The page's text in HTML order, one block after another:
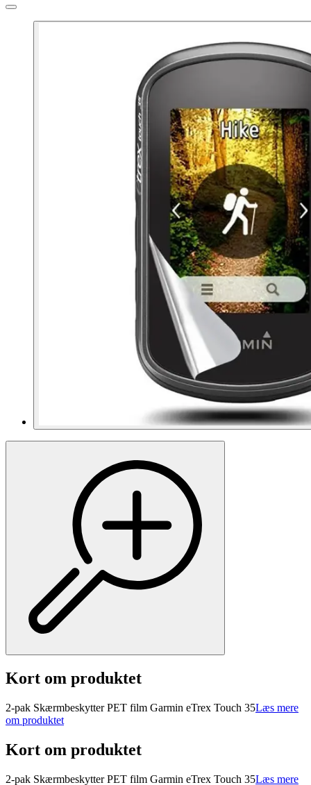
Kort om produktet
2-pak Skærmbeskytter PET film Garmin eTrex Touch 35Læs mere
om produktet
Kort om produktet
2-pak Skærmbeskytter PET film Garmin eTrex Touch 35Læs mere